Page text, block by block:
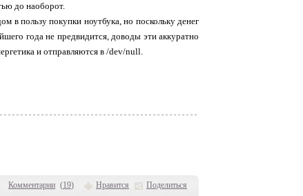
Комментарии (19) Нравится Поделиться
до наоборот.
в пользу покупки ноутбука, но поскольку денег
года не предвидится, доводы эти аккуратно
и отправляются в /dev/null.